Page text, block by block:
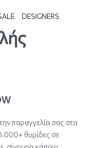
DESIGNERS
παραγγελία σας στα
θυρίδες σε